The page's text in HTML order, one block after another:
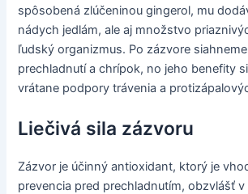
spôsobená zlúčeninou gingerol, mu
nádych jedlám, ale aj množstvo
ľudský organizmus. Po zázvore
prechladnutí a chrípok, no jeho benefity
vrátane podpory trávenia a
Liečivá sila zázvoru
Zázvor je účinný antioxidant, ktorý je
prevencia pred prechladnutím, obzvlášť